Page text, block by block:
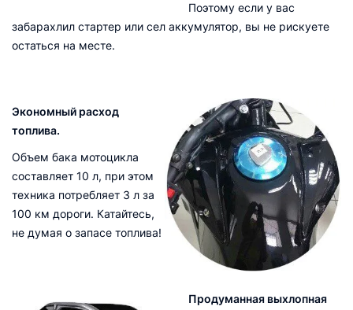
Поэтому если у вас
забарахлил стартер или сел аккумулятор, вы не рискуете
остаться на месте.
Экономный расход
топлива.
Объем бака мотоцикла
составляет 10 л, при этом
техника потребляет 3 л за
100 км дороги. Катайтесь,
не думая о запасе топлива!
Продуманная выхлопная